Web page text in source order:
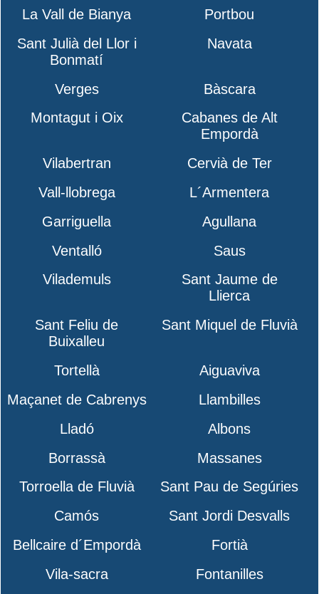
La Vall de Bianya
Portbou
Sant Julià del Llor i
Bonmatí
Navata
Verges
Bàscara
Montagut i Oix
Cabanes de Alt
Empordà
Vilabertran
Cervià de Ter
Vall-llobrega
L´Armentera
Garriguella
Agullana
Ventalló
Saus
Vilademuls
Sant Jaume de
Llierca
Sant Feliu de
Buixalleu
Sant Miquel de Fluvià
Tortellà
Aiguaviva
Maçanet de Cabrenys
Llambilles
Lladó
Albons
Borrassà
Massanes
Torroella de Fluvià
Sant Pau de Segúries
Camós
Sant Jordi Desvalls
Bellcaire d´Empordà
Fortià
Vila-sacra
Fontanilles